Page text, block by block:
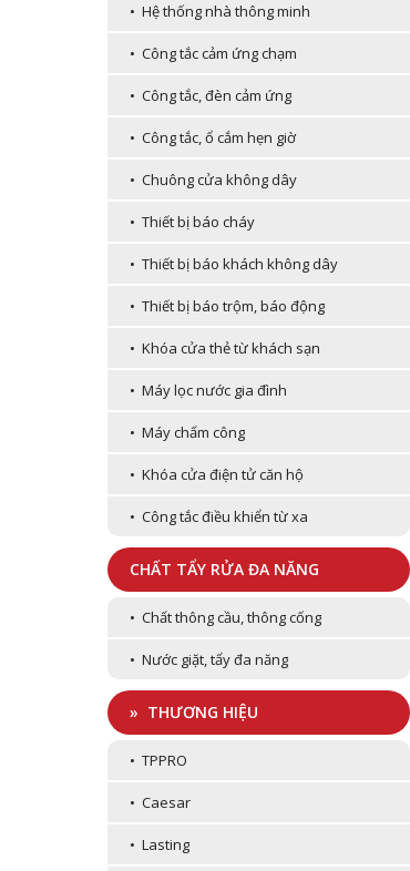
• Hệ thống nhà thông minh
• Công tắc cảm ứng chạm
• Công tắc, đèn cảm ứng
• Công tắc, ổ cắm hẹn giờ
• Chuông cửa không dây
• Thiết bị báo cháy
• Thiết bị báo khách không dây
• Thiết bị báo trộm, báo động
• Khóa cửa thẻ từ khách sạn
• Máy lọc nước gia đình
• Máy chấm công
• Khóa cửa điện tử căn hộ
• Công tắc điều khiển từ xa
CHẤT TẨY RỬA ĐA NĂNG
• Chất thông cầu, thông cống
• Nước giặt, tẩy đa năng
» THƯƠNG HIỆU
• TPPRO
• Caesar
• Lasting